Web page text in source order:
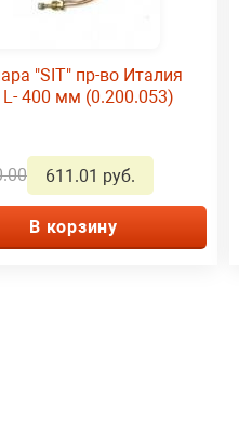
"SIT" пр-во Италия
400 мм (0.200.053)
611.01 руб.
В корзину